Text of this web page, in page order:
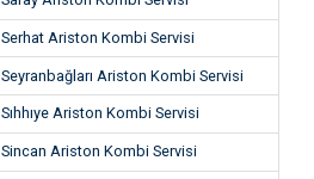
Serhat Ariston Kombi Servisi
Seyranbağları Ariston Kombi Servisi
Sıhhıye Ariston Kombi Servisi
Sincan Ariston Kombi Servisi